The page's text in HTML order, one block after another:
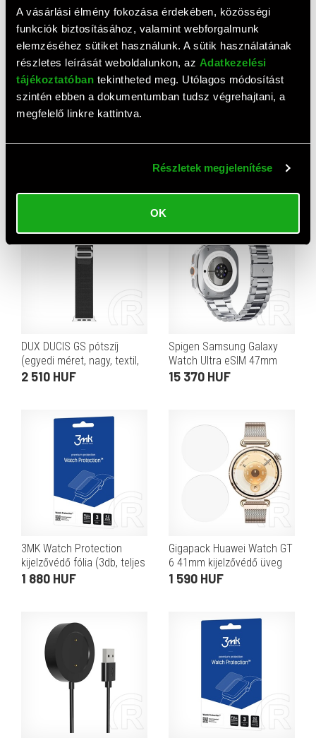
A vásárlási élmény fokozása érdekében, közösségi
funkciók biztosításához, valamint webforgalmunk
elemzéséhez sütiket használunk. A sütik használatának
részletes leírását weboldalunkon, az Adatkezelési
tájékoztatóban tekintheted meg. Utólagos módosítást
szintén ebben a dokumentumban tudsz végrehajtani, a
megfelelő linkre kattintva.
Részletek megjelenítése
OK
Spigen Samsung Galaxy
DEVIA DELUXE SPORT
szilikon, állítható)
2 510 HUF
DUX DUCIS GS pótszíj
(egyedi méret, nagy, textil,
állítható) fekete
2 510 HUF
Spigen Samsung Galaxy
Watch Ultra eSIM 47mm
(SM-L705) modern fit
15 370 HUF
3MK Watch Protection
kijelzővédő fólia (3db, teljes
felület, ultravékony, 0,2 mm,
1 880 HUF
Gigapack Huawei Watch GT
6 41mm kijelzővédő üveg
2db (2.5d, 9h) átlátszó
1 590 HUF